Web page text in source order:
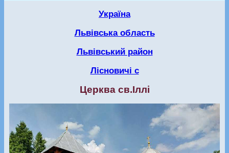
Україна
Львівська область
Львівський район
Лісновичі с
Церква св.Іллі